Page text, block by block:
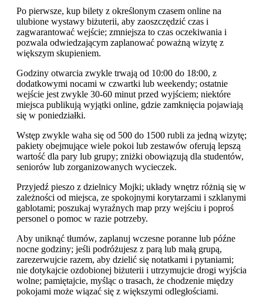
Po pierwsze, kup bilety z określonym czasem online na
ulubione wystawy biżuterii, aby zaoszczędzić czas i
zagwarantować wejście; zmniejsza to czas oczekiwania i
pozwala odwiedzającym zaplanować poważną wizytę z
większym skupieniem.
Godziny otwarcia zwykle trwają od 10:00 do 18:00, z
dodatkowymi nocami w czwartki lub weekendy; ostatnie
wejście jest zwykle 30-60 minut przed wyjściem; niektóre
miejsca publikują wyjątki online, gdzie zamknięcia pojawiają
się w poniedziałki.
Wstęp zwykle waha się od 500 do 1500 rubli za jedną wizytę;
pakiety obejmujące wiele pokoi lub zestawów oferują lepszą
wartość dla pary lub grupy; zniżki obowiązują dla studentów,
seniorów lub zorganizowanych wycieczek.
Przyjedź pieszo z dzielnicy Mojki; układy wnętrz różnią się w
zależności od miejsca, ze spokojnymi korytarzami i szklanymi
gablotami; poszukaj wyraźnych map przy wejściu i poproś
personel o pomoc w razie potrzeby.
Aby uniknąć tłumów, zaplanuj wczesne poranne lub późne
nocne godziny; jeśli podróżujesz z parą lub małą grupą,
zarezerwujcie razem, aby dzielić się notatkami i pytaniami;
nie dotykajcie ozdobionej biżuterii i utrzymujcie drogi wyjścia
wolne; pamiętajcie, myśląc o trasach, że chodzenie między
pokojami może wiązać się z większymi odległościami.